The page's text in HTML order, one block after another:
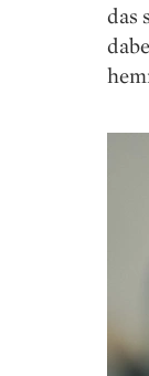
das